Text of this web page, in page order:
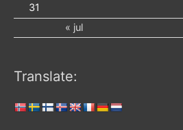
31
« jul
Translate: